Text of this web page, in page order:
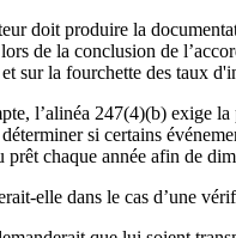
doit produire la
de la conclusion de
sur la fourchette des taux
l’alinéa 247(4)(b) exige
si certains
chaque année afin de
elle dans le cas d’une